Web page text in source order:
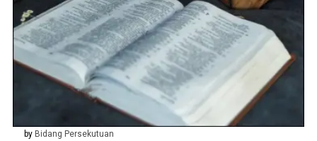
by Bidang Persekutuan